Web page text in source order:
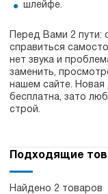
шлейфе.
Перед Вами 2 пути:
справиться
нет звука и
заменить,
нашем сайте. Новая
бесплатна, зато
строй.
Подходящие
Найдено 2 товаров